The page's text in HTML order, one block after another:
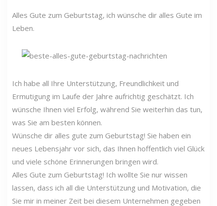
Alles Gute zum Geburtstag, ich wünsche dir alles Gute im
Leben.
Ich habe all Ihre Unterstützung, Freundlichkeit und
Ermutigung im Laufe der Jahre aufrichtig geschätzt. Ich
wünsche Ihnen viel Erfolg, während Sie weiterhin das tun,
was Sie am besten können.
Wünsche dir alles gute zum Geburtstag! Sie haben ein
neues Lebensjahr vor sich, das Ihnen hoffentlich viel Glück
und viele schöne Erinnerungen bringen wird.
Alles Gute zum Geburtstag! Ich wollte Sie nur wissen
lassen, dass ich all die Unterstützung und Motivation, die
Sie mir in meiner Zeit bei diesem Unternehmen gegeben